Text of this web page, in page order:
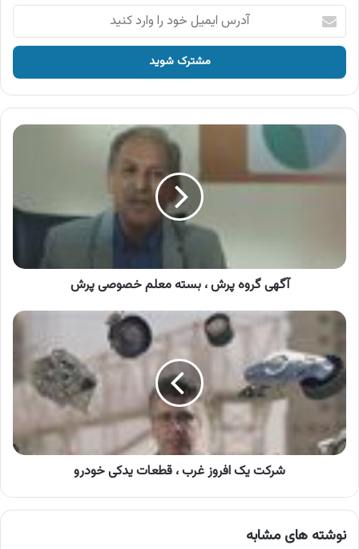
آدرس
ایمیل
خود
وارد
کنید
آگهی
آگهی گروه پرش ، بسته معلم خصوصی پرش
شرکت
افروز
غرب
،
قطعات
خودرو
شرکت یک افروز غرب ، قطعات یدکی خودرو
نوشته های مشابه